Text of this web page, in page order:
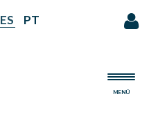
ES PT
MENÚ